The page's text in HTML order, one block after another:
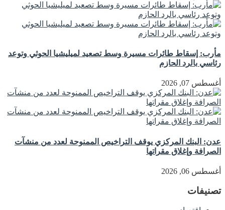
مأرب: إسقاط طائرات مسيرة وسط تصعيد لميليشيا الحوثي وتوعد
رئاسي بالرد الحازم
أغسطس 07, 2026
عدن: البنك المركزي يوقف التراخيص الممنوحة لعدد من منشآت
الصرافة وإغلاق مقراتها
أغسطس 06, 2026
تصنيفات